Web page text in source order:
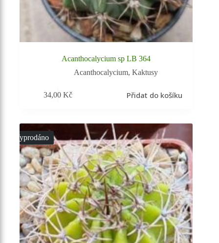
Acanthocalycium sp LB 364
Acanthocalycium,Kaktusy
34,00Kč Přidat do košíku
Vyprodáno